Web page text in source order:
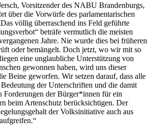
Vorsitzender des NABU Brandenburgs,
über die Vorwürfe des parlamentarischen
völlig überraschend ins Feld geführte
beträfe vermutlich die meisten
Jahre. Nie wurde dies bei früheren
oder bemängelt. Doch jetzt, wo wir mit so
eine unglaubliche Unterstützung von
gewonnen haben, wird uns dieser
Beine geworfen. Wir setzen darauf, dass alle
der Unterschriften und die damit
Forderungen der Bürger*innen für ein
beim Artenschutz berücksichtigen. Der
der Volksinitiative auch aus